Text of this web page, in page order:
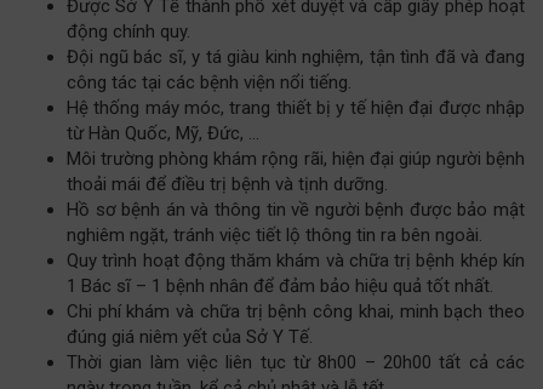
Được Sở Y Tế thành phố xét duyệt và cấp giấy phép hoạt
động chính quy.
Đội ngũ bác sĩ, y tá giàu kinh nghiệm, tận tình đã và đang
công tác tại các bệnh viện nổi tiếng.
Hệ thống máy móc, trang thiết bị y tế hiện đại được nhập
từ Hàn Quốc, Mỹ, Đức, …
Môi trường phòng khám rộng rãi, hiện đại giúp người bệnh
thoải mái để điều trị bệnh và tịnh dưỡng.
Hồ sơ bệnh án và thông tin về người bệnh được bảo mật
nghiêm ngặt, tránh việc tiết lộ thông tin ra bên ngoài.
Quy trình hoạt động thăm khám và chữa trị bệnh khép kín
1 Bác sĩ – 1 bệnh nhân để đảm bảo hiệu quả tốt nhất.
Chi phí khám và chữa trị bệnh công khai, minh bạch theo
đúng giá niêm yết của Sở Y Tế.
Thời gian làm việc liên tục từ 8h00 – 20h00 tất cả các